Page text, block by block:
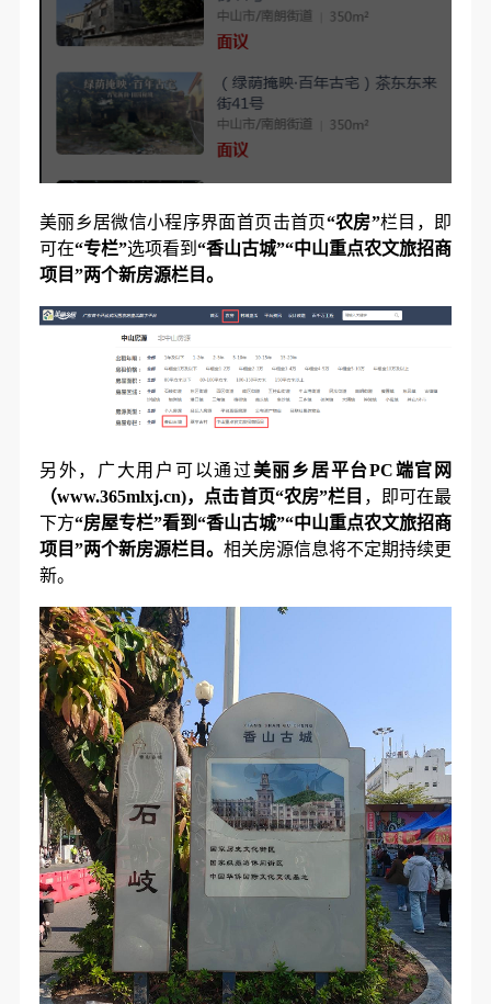
美丽乡居微信小程序界面首页击首页“农房”栏目，即
可在“专栏”选项看到 “香山古城”“中山重点农文旅招商
项目”两个新房源栏目。
另外，广大用户可以通过美丽乡居平台PC端官网
（www.365mlxj.cn)，点击首页“农房”栏目 ，即可在最
下方“房屋专栏”看到“香山古城”“中山重点农文旅招商
项目”两个新房源栏目。 相关房源信息将不定期持续更
新。